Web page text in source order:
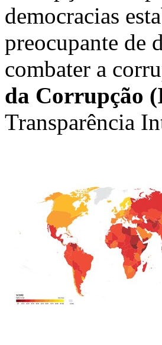
democracias
preocupante de
combater a
da Corrupção
Transparência